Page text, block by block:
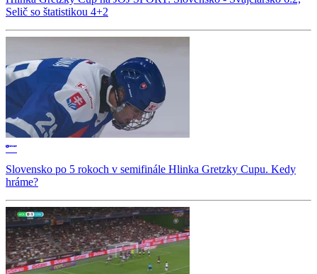
Selič so štatistikou 4+2
Slovensko po 5 rokoch v semifinále Hlinka Gretzky Cupu. Kedy
hráme?